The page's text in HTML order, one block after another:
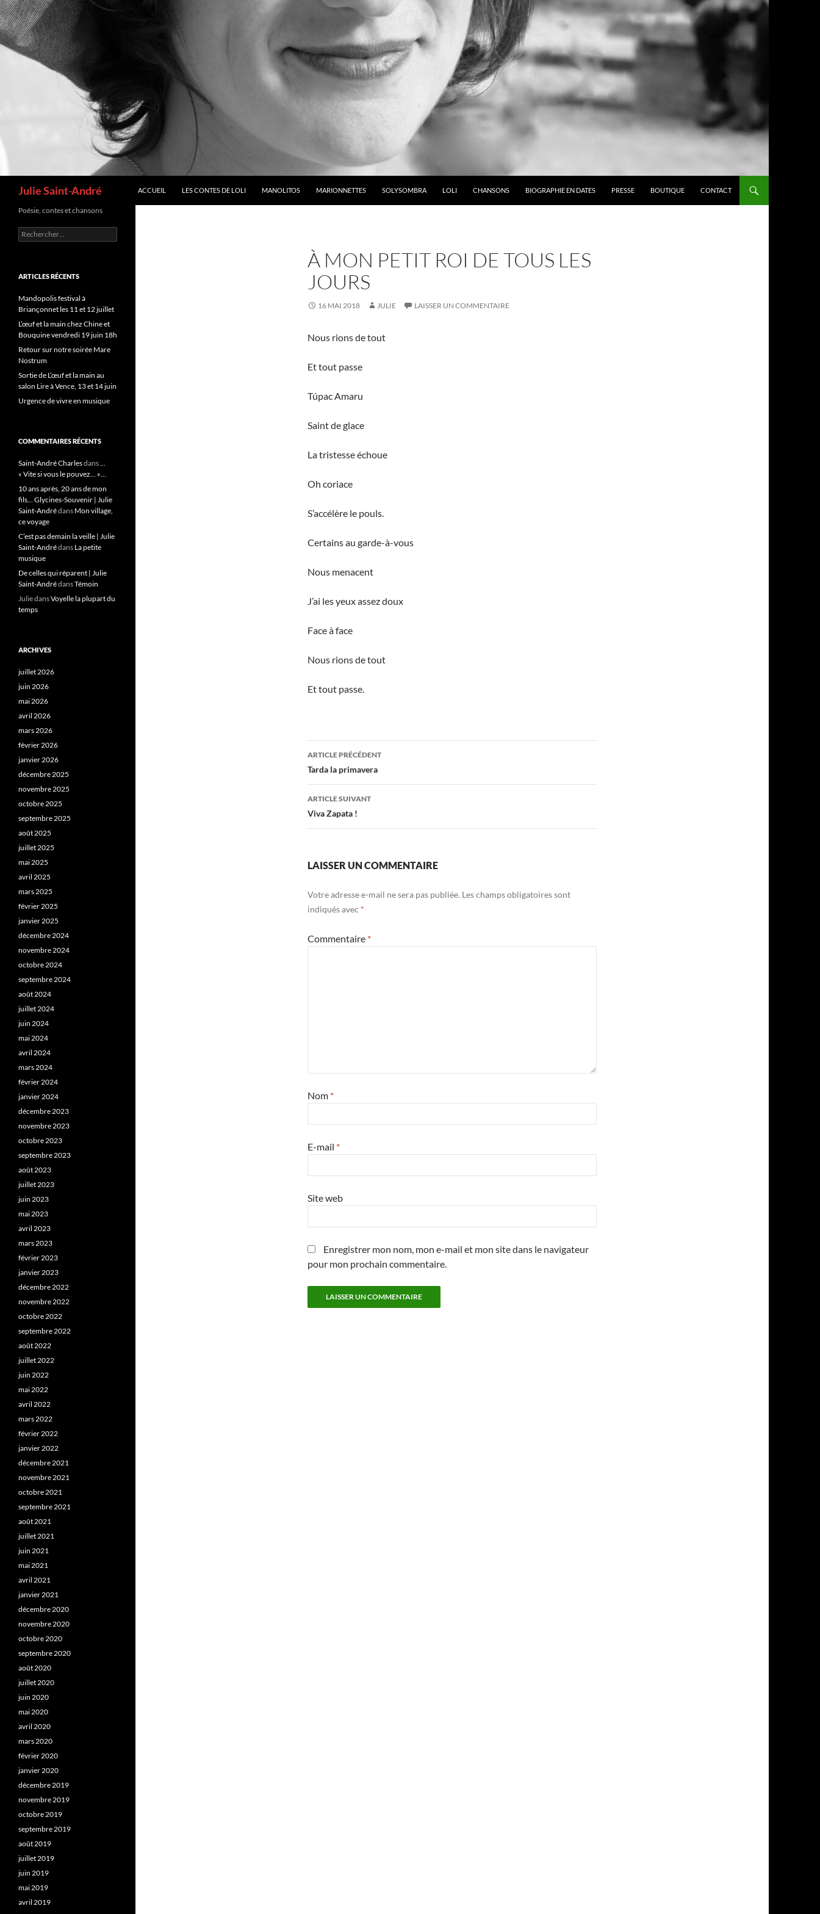
Julie Saint-André ACCUEIL LES CONTES DE LOLI MANOLITOS MARIONNETTES SOLYSOMBRA LOLI CHANSONS BIOGRAPHIE EN DATES PRESSE BOUTIQUE CONTACT
À MON PETIT ROI DE TOUS LES
JOURS
16 MAI 2018 JULIE LAISSER UN COMMENTAIRE
Nous rions de tout
Et tout passe
Túpac Amaru
Saint de glace
La tristesse échoue
Oh coriace
S’accélère le pouls.
Certains au garde-à-vous
Nous menacent
J’ai les yeux assez doux
Face à face
Nous rions de tout
Et tout passe.
Navigation
des
articles
ARTICLE PRÉCÉDENT
Tarda la primavera
ARTICLE SUIVANT
Viva Zapata !
LAISSER UN COMMENTAIRE
Votre adresse e-mail ne sera pas publiée. Les champs obligatoires sont
indiqués avec *
Commentaire *
Nom *
E-mail *
Site web
Enregistrer mon nom, mon e-mail et mon site dans le navigateur
pour mon prochain commentaire.
Poésie, contes et chansons
Rechercher :
ARTICLES RÉCENTS
Mandopolis festival à
Briançonnet les 11 et 12 juillet
L’œuf et la main chez Chine et
Bouquine vendredi 19 juin 18h
Retour sur notre soirée Mare
Nostrum
Sortie de L’œuf et la main au
salon Lire à Vence, 13 et 14 juin
Urgence de vivre en musique
COMMENTAIRES RÉCENTS
Saint-André Charlesdans…
« Vite si vous le pouvez… »…
10 ans après, 20 ans de mon
fils… Glycines-Souvenir | Julie
Saint-Andrédans Mon village,
ce voyage
C’est pas demain la veille | Julie
Saint-Andrédans La petite
musique
De celles qui réparent | Julie
Saint-AndrédansTémoin
JuliedansVoyelle la plupart du
temps
ARCHIVES
juillet 2026
juin 2026
mai 2026
avril 2026
mars 2026
février 2026
janvier 2026
décembre 2025
novembre 2025
octobre 2025
septembre 2025
août 2025
juillet 2025
mai 2025
avril 2025
mars 2025
février 2025
janvier 2025
décembre 2024
novembre 2024
octobre 2024
septembre 2024
août 2024
juillet 2024
juin 2024
mai 2024
avril 2024
mars 2024
février 2024
janvier 2024
décembre 2023
novembre 2023
octobre 2023
septembre 2023
août 2023
juillet 2023
juin 2023
mai 2023
avril 2023
mars 2023
février 2023
janvier 2023
décembre 2022
novembre 2022
octobre 2022
septembre 2022
août 2022
juillet 2022
juin 2022
mai 2022
avril 2022
mars 2022
février 2022
janvier 2022
décembre 2021
novembre 2021
octobre 2021
septembre 2021
août 2021
juillet 2021
juin 2021
mai 2021
avril 2021
janvier 2021
décembre 2020
novembre 2020
octobre 2020
septembre 2020
août 2020
juillet 2020
juin 2020
mai 2020
avril 2020
mars 2020
février 2020
janvier 2020
décembre 2019
novembre 2019
octobre 2019
septembre 2019
août 2019
juillet 2019
juin 2019
mai 2019
avril 2019